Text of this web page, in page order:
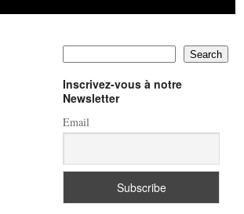
Search
Inscrivez-vous à notre
Newsletter
Email